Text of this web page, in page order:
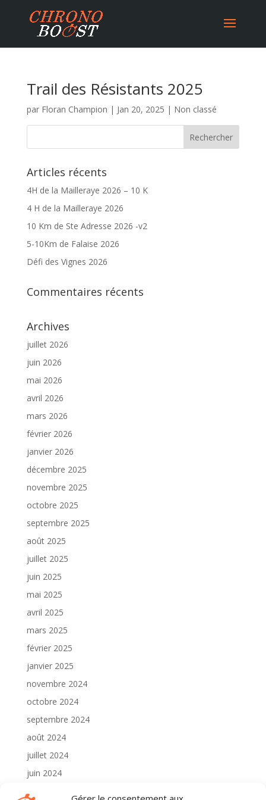
Trail des Résistants 2025
par Floran Champion | Jan 20, 2025 | Non classé
Articles récents
4H de la Mailleraye 2026 – 10 K
4 H de la Mailleraye 2026
10 Km de Ste Adresse 2026 -v2
5-10Km de Falaise 2026
Défi des Vignes 2026
Commentaires récents
Archives
juillet 2026
juin 2026
mai 2026
avril 2026
mars 2026
février 2026
janvier 2026
décembre 2025
novembre 2025
octobre 2025
septembre 2025
août 2025
juillet 2025
juin 2025
mai 2025
avril 2025
mars 2025
février 2025
janvier 2025
novembre 2024
octobre 2024
septembre 2024
août 2024
juillet 2024
juin 2024
mai 2024